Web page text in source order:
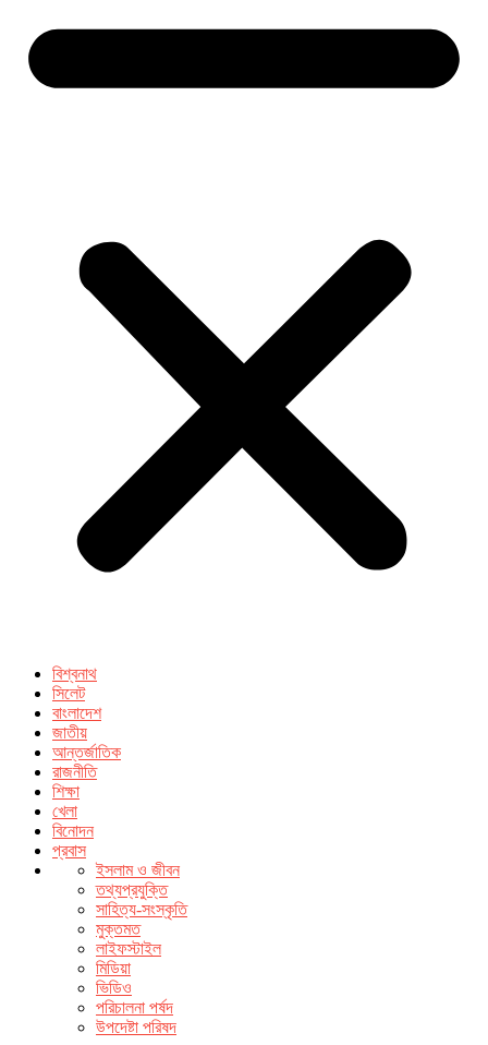
বিশ্বনাথ
সিলেট
বাংলাদেশ
জাতীয়
আন্তর্জাতিক
রাজনীতি
শিক্ষা
খেলা
বিনোদন
প্রবাস
ইসলাম ও জীবন
তথ্যপ্রযুক্তি
সাহিত্য-সংস্কৃতি
মুক্তমত
লাইফস্টাইল
মিডিয়া
ভিডিও
পরিচালনা পর্ষদ
উপদেষ্টা পরিষদ